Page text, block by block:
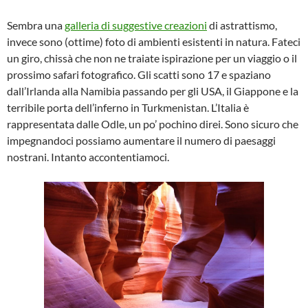
Sembra unagalleria di suggestive creazioni di astrattismo,
invece sono (ottime) foto di ambienti esistenti in natura. Fateci
un giro, chissà che non ne traiate ispirazione per un viaggio o il
prossimo safari fotografico. Gli scatti sono 17 e spaziano
dall’Irlanda alla Namibia passando per gli USA, il Giappone e la
terribile porta dell’inferno in Turkmenistan. L’Italia è
rappresentata dalle Odle, un po’ pochino direi. Sono sicuro che
impegnandoci possiamo aumentare il numero di paesaggi
nostrani. Intanto accontentiamoci.